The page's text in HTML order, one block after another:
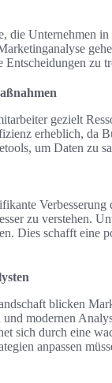
die Unternehmen
Entscheidungen
gezielt
erheblich, da
um Daten zu
zu verstehen.
Dies schafft eine
blicken
modernen
sich durch eine
anpassen